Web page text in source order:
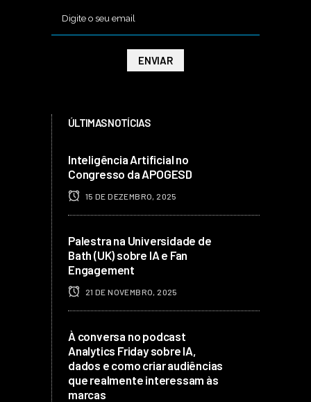
ÚLTIMAS NOTÍCIAS
Inteligência Artificial no
Congresso da APOGESD
15 DE DEZEMBRO, 2025
Palestra na Universidade de
Bath (UK) sobre IA e Fan
Engagement
21 DE NOVEMBRO, 2025
À conversa no podcast
Analytics Friday sobre IA,
dados e como criar audiências
que realmente interessam às
marcas